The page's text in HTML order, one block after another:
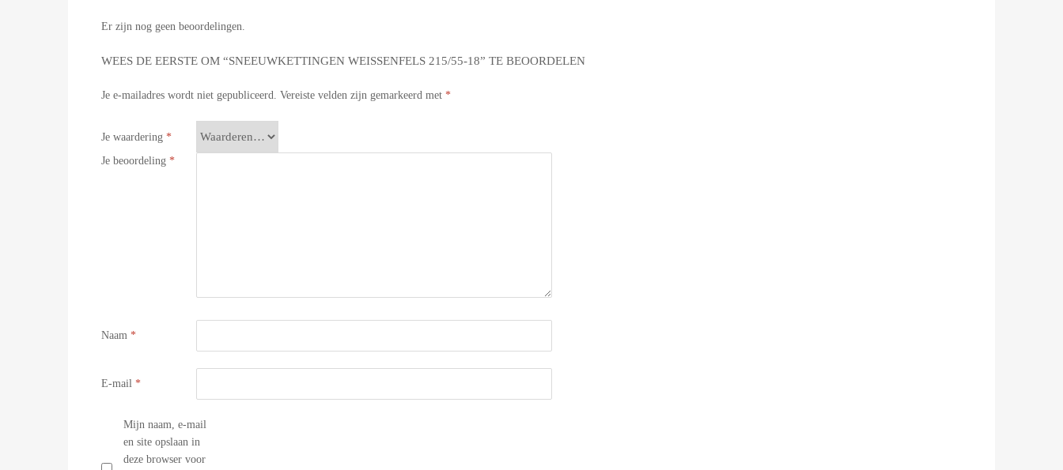
Er zijn nog geen beoordelingen.
WEES DE EERSTE OM “SNEEUWKETTINGEN WEISSENFELS 215/55-18” TE BEOORDELEN
Je e-mailadres wordt niet gepubliceerd. Vereiste velden zijn gemarkeerd met *
Je waardering *
Je beoordeling *
Naam *
E-mail *
Mijn naam, e-mail
en site opslaan in
deze browser voor